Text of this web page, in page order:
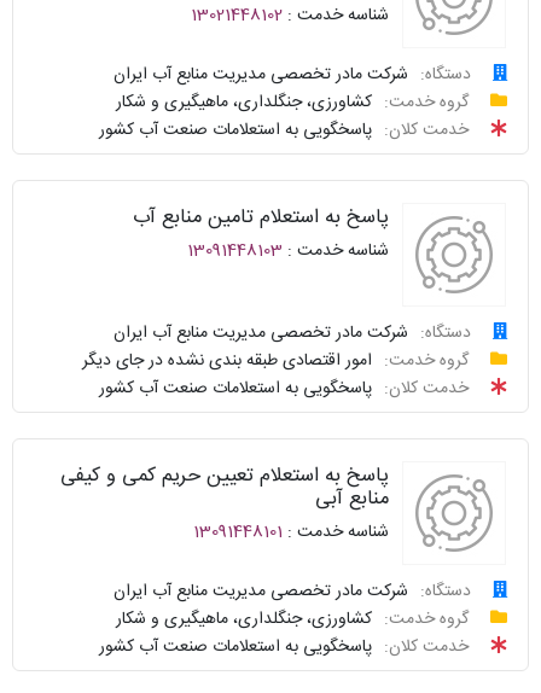
سوالات
سامانه
خدمات
دولت
توافقنامه
نظرسنجی
سامانه
خدمات
دولت
شناسه خدمت : 13021448102
دستگاه:
شرکت مادر تخصصی مدیریت منابع آب ایران
گروه خدمت:
کشاورزی، جنگلداری، ماهیگیری و شکار
خدمت کلان:
پاسخگویی به استعلامات صنعت آب کشور
درخواست
پیگیری
واحد
پاسخگو
توافقنامه
نظرسنجی
سوالات
سامانه
خدمات
دولت
پاسخ به استعلام تامین منابع آب
شناسه خدمت : 13091448103
دستگاه:
شرکت مادر تخصصی مدیریت منابع آب ایران
گروه خدمت:
امور اقتصادی طبقه بندی نشده در جای دیگر
خدمت کلان:
پاسخگویی به استعلامات صنعت آب کشور
درخواست
پیگیری
واحد
پاسخگو
توافقنامه
پاسخ به استعلام تعیین حریم کمی و کیفی
منابع آبی
شناسه خدمت : 13091448101
دستگاه:
شرکت مادر تخصصی مدیریت منابع آب ایران
گروه خدمت:
کشاورزی، جنگلداری، ماهیگیری و شکار
خدمت کلان:
پاسخگویی به استعلامات صنعت آب کشور
درخواست
پیگیری